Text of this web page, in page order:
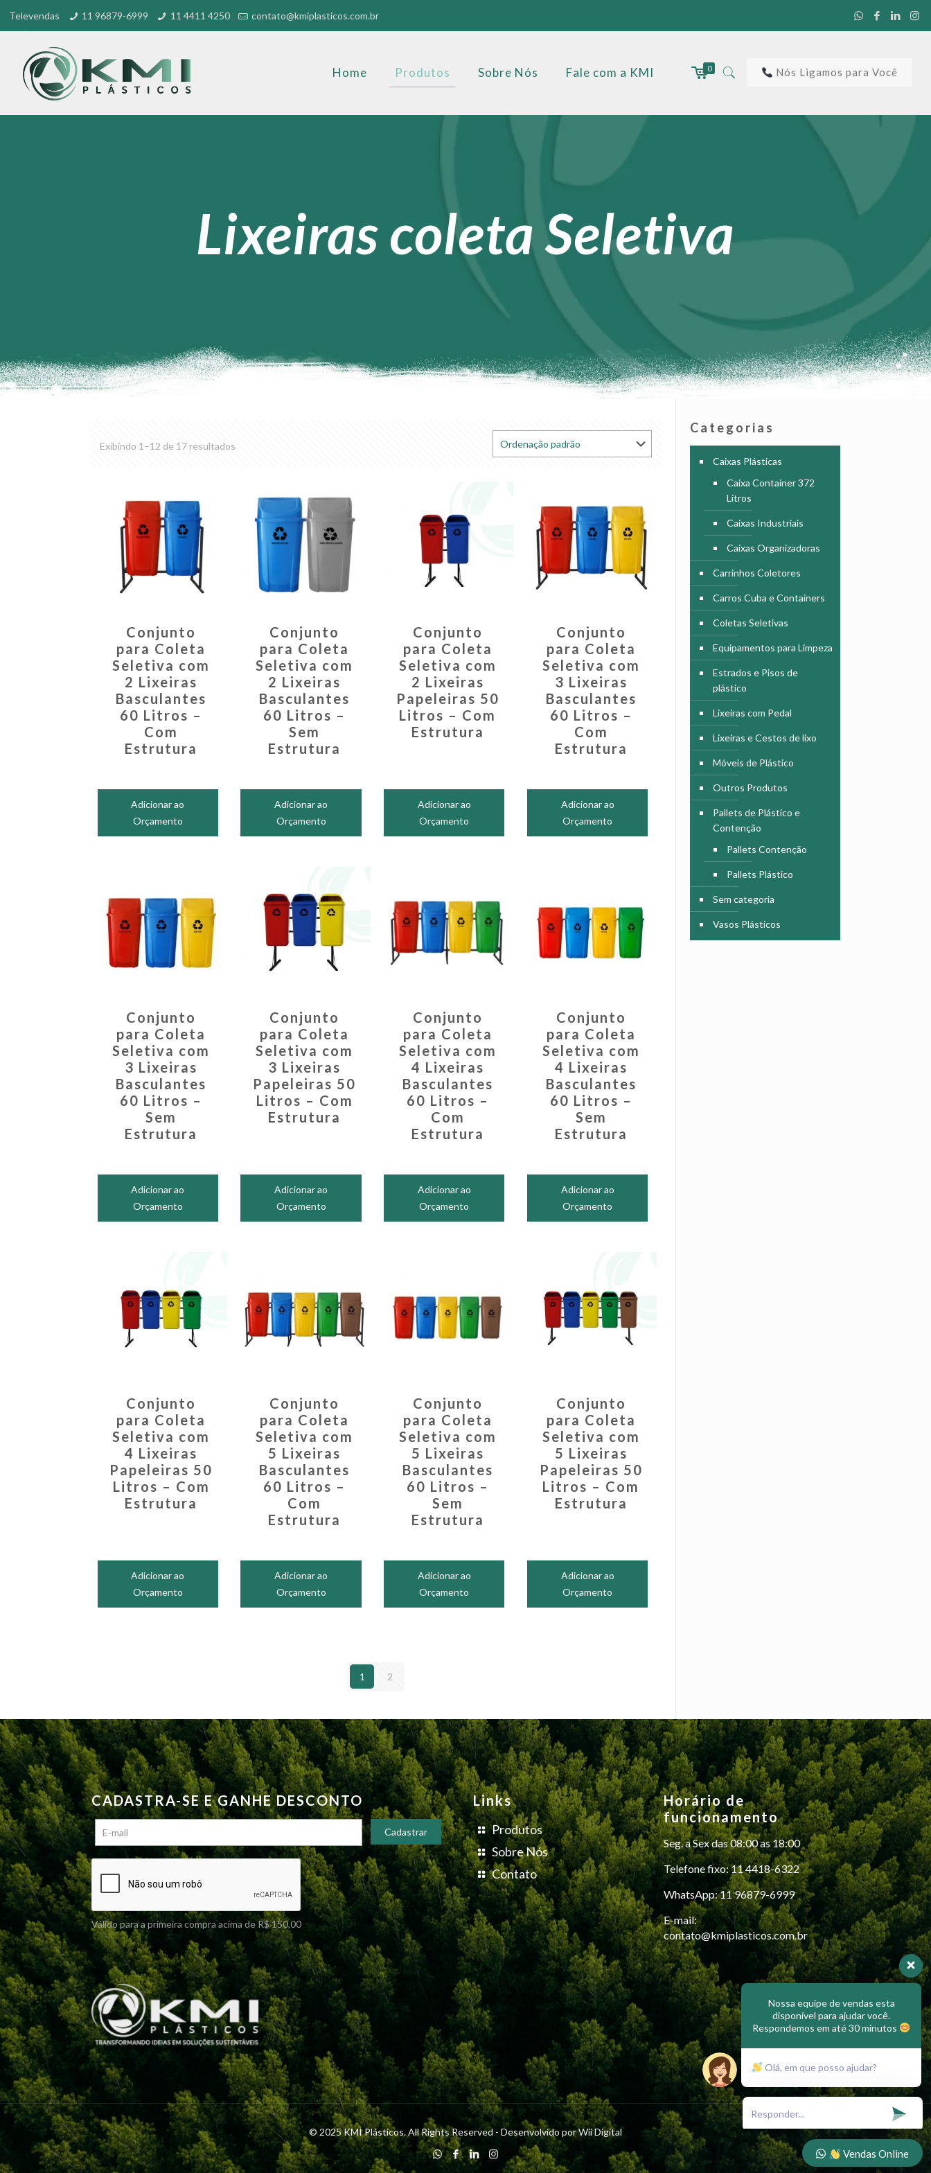
Televendas 11 96879-6999 11 4411 4250 contato@kmiplasticos.com.br
Home Produtos Sobre Nós Fale com a KMI 0 Nós Ligamos para Você
Lixeiras coleta Seletiva
Exibindo 1–12 de 17 resultados
Conjunto
para Coleta
Seletiva com
2 Lixeiras
Basculantes
60 Litros –
Com
Estrutura
Adicionar ao
Orçamento
Conjunto
para Coleta
Seletiva com
2 Lixeiras
Basculantes
60 Litros –
Sem
Estrutura
Adicionar ao
Orçamento
Conjunto
para Coleta
Seletiva com
2 Lixeiras
Papeleiras 50
Litros – Com
Estrutura
Adicionar ao
Orçamento
Conjunto
para Coleta
Seletiva com
3 Lixeiras
Basculantes
60 Litros –
Com
Estrutura
Adicionar ao
Orçamento
Conjunto
para Coleta
Seletiva com
3 Lixeiras
Basculantes
60 Litros –
Sem
Estrutura
Adicionar ao
Orçamento
Conjunto
para Coleta
Seletiva com
3 Lixeiras
Papeleiras 50
Litros – Com
Estrutura
Adicionar ao
Orçamento
Conjunto
para Coleta
Seletiva com
4 Lixeiras
Basculantes
60 Litros –
Com
Estrutura
Adicionar ao
Orçamento
Conjunto
para Coleta
Seletiva com
4 Lixeiras
Basculantes
60 Litros –
Sem
Estrutura
Adicionar ao
Orçamento
Conjunto
para Coleta
Seletiva com
4 Lixeiras
Papeleiras 50
Litros – Com
Estrutura
Adicionar ao
Orçamento
Conjunto
para Coleta
Seletiva com
5 Lixeiras
Basculantes
60 Litros –
Com
Estrutura
Adicionar ao
Orçamento
Conjunto
para Coleta
Seletiva com
5 Lixeiras
Basculantes
60 Litros –
Sem
Estrutura
Adicionar ao
Orçamento
Conjunto
para Coleta
Seletiva com
5 Lixeiras
Papeleiras 50
Litros – Com
Estrutura
Adicionar ao
Orçamento
1 2
Categorias
Caixas Plásticas
Caixa Container 372
Litros
Caixas Industriais
Caixas Organizadoras
Carrinhos Coletores
Carros Cuba e Containers
Coletas Seletivas
Equipamentos para Limpeza
Estrados e Pisos de
plástico
Lixeiras com Pedal
Lixeiras e Cestos de lixo
Móveis de Plástico
Outros Produtos
Pallets de Plástico e
Contenção
Pallets Contenção
Pallets Plástico
Sem categoria
Vasos Plásticos
CADASTRA-SE E GANHE DESCONTO
Válido para a primeira compra acima de R$ 150,00
Links
Produtos
Sobre Nós
Contato
Horário de
funcionamento
Seg. a Sex das 08:00 as 18:00
Telefone fixo: 11 4418-6322
WhatsApp: 11 96879-6999
E-mail:
contato@kmiplasticos.com.br
© 2025 KMI Plásticos. All Rights Reserved - Desenvolvido porWii Digital
Nossa equipe de vendas esta
disponível para ajudar você.
Respondemos em até 30 minutos
Olá, em que posso ajudar?
Vendas Online